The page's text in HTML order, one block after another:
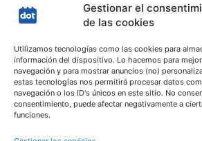
Gestionar el
de las cookies
Utilizamos tecnologías como las cookies para
información del dispositivo. Lo hacemos para
navegación y para mostrar anuncios (no)
estas tecnologías nos permitirá procesar datos
navegación o los ID's únicos en este sitio. No
consentimiento, puede afectar negativamente a
funciones.